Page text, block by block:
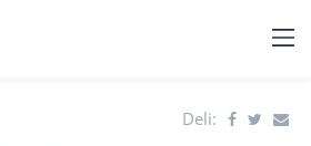
Deli: